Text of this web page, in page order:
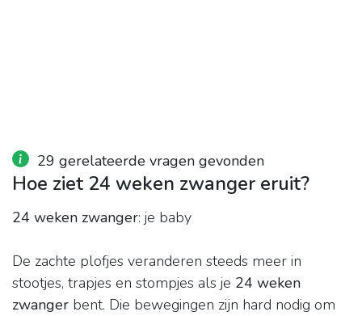
29 gerelateerde vragen gevonden
Hoe ziet 24 weken zwanger eruit?
24 weken zwanger: je baby
De zachte plofjes veranderen steeds meer in
stootjes, trapjes en stompjes als je 24 weken
zwanger bent. Die bewegingen zijn hard nodig om